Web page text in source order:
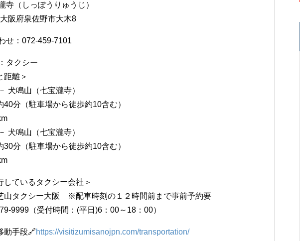
寺（しっぽうりゅうじ）
阪府泉佐野市大木8
せ：072-459-7101
タクシー
距離＞
犬鳴山（七宝瀧寺）
40分（駐車場から徒歩約10含む）
犬鳴山（七宝瀧寺）
30分（駐車場から徒歩約10含む）
しているタクシー会社＞
山タクシー大阪 ※配車時刻の１２時間前まで事前予約要
9999（受付時間：(平日)6：00～18：00）
動手段🔗https://visitizumisanojpn.com/transportation/